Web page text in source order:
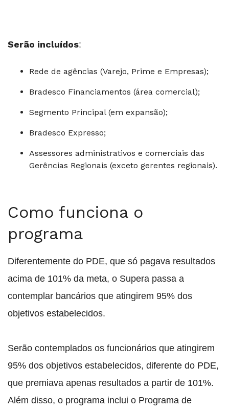
Serão incluídos:
Rede de agências (Varejo, Prime e Empresas);
Bradesco Financiamentos (área comercial);
Segmento Principal (em expansão);
Bradesco Expresso;
Assessores administrativos e comerciais das
Gerências Regionais (exceto gerentes regionais).
Como funciona o
programa
Diferentemente do PDE, que só pagava resultados
acima de 101% da meta, o Supera passa a
contemplar bancários que atingirem 95% dos
objetivos estabelecidos.
Serão contemplados os funcionários que atingirem
95% dos objetivos estabelecidos, diferente do PDE,
que premiava apenas resultados a partir de 101%.
Além disso, o programa inclui o Programa de